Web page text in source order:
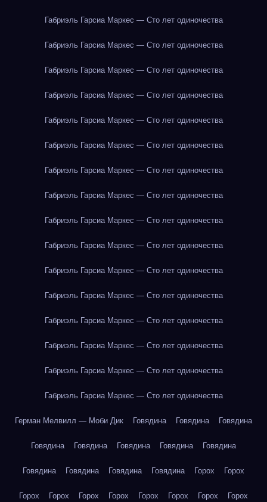
Габриэль Гарсиа Маркес — Сто лет одиночества
Габриэль Гарсиа Маркес — Сто лет одиночества
Габриэль Гарсиа Маркес — Сто лет одиночества
Габриэль Гарсиа Маркес — Сто лет одиночества
Габриэль Гарсиа Маркес — Сто лет одиночества
Габриэль Гарсиа Маркес — Сто лет одиночества
Габриэль Гарсиа Маркес — Сто лет одиночества
Габриэль Гарсиа Маркес — Сто лет одиночества
Габриэль Гарсиа Маркес — Сто лет одиночества
Габриэль Гарсиа Маркес — Сто лет одиночества
Габриэль Гарсиа Маркес — Сто лет одиночества
Габриэль Гарсиа Маркес — Сто лет одиночества
Габриэль Гарсиа Маркес — Сто лет одиночества
Габриэль Гарсиа Маркес — Сто лет одиночества
Габриэль Гарсиа Маркес — Сто лет одиночества
Габриэль Гарсиа Маркес — Сто лет одиночества
Герман Мелвилл — Моби Дик Говядина Говядина Говядина
Говядина Говядина Говядина Говядина Говядина
Говядина Говядина Говядина Говядина Горох Горох
Горох Горох Горох Горох Горох Горох Горох Горох